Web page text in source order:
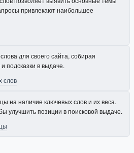
привлекают наибольшее
для своего сайта, собирая
подсказки в выдаче.
слов
на наличие ключевых слов и их веса.
улучшить позиции в поисковой выдаче.